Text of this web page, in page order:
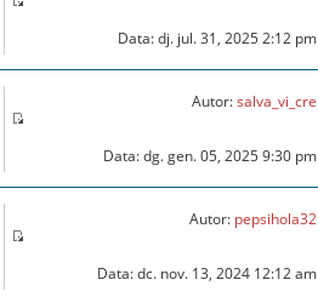
Data: dj. jul. 31, 2025 2:12 pm
Autor:salva_vi_cre
Data: dg. gen. 05, 2025 9:30 pm
Autor: pepsihola32
Data: dc. nov. 13, 2024 12:12 am